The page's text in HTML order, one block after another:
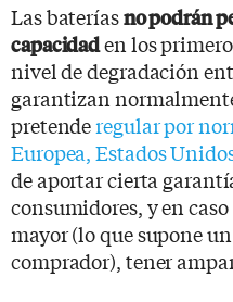
Las bateríasno podrán
capacidaden los
nivel de degradación
garantizan
pretenderegular por
Europea, Estados
de aportar cierta
consumidores, y en
mayor (lo que supone
comprador), tener